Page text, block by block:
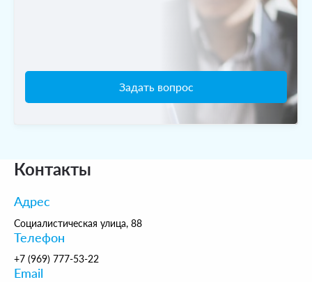
производства натяжных потолков MSD
Задать вопрос
Контакты
Адрес
Социалистическая улица, 88
Телефон
+7 (969) 777-53-22
Email